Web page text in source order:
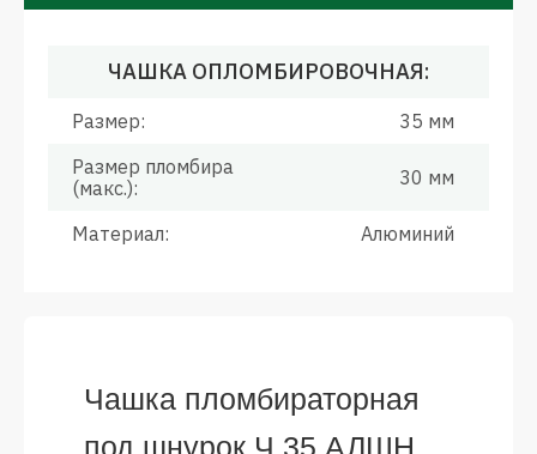
ЧАШКА ОПЛОМБИРОВОЧНАЯ:
Размер:
35 мм
Размер пломбира
(макс.):
30 мм
Материал: Алюминий
Чашка пломбираторная
под шнурок Ч 35 АЛШН